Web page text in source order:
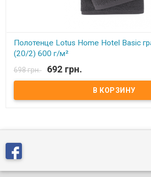
Полотенце Lotus Home Hotel Basic
(20/2) 600 г/м²
В наличии
Полотенце Lotus Home 70х140 см Размер:
100% хлопок, махра Плотность: 600 г/м²
Упаковка: ПВХ Производитель: Lotus Home
698 грн. 692 грн.